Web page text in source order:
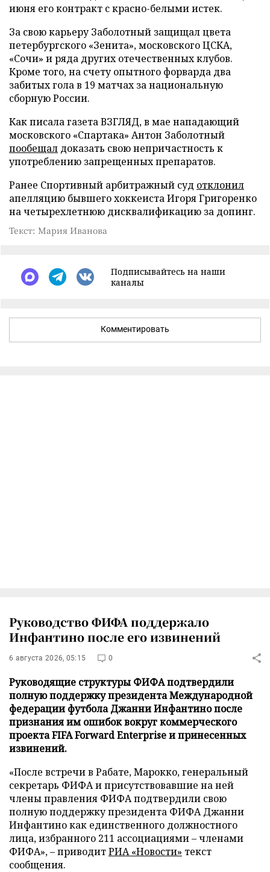
июня его контракт с красно-белыми истек.
За свою карьеру Заболотный защищал цвета
петербургского «Зенита», московского ЦСКА,
«Сочи» и ряда других отечественных клубов.
Кроме того, на счету опытного форварда два
забитых гола в 19 матчах за национальную
сборную России.
Как писала газета ВЗГЛЯД, в мае нападающий
московского «Спартака» Антон Заболотный
пообещал доказать свою непричастность к
употреблению запрещенных препаратов.
Ранее Спортивный арбитражный суд отклонил
апелляцию бывшего хоккеиста Игоря Григоренко
на четырехлетнюю дисквалификацию за допинг.
Текст: Мария Иванова
Подписывайтесь на наши
каналы
Комментировать
Руководство ФИФА поддержало
Инфантино после его извинений
6 августа 2026, 05:15 0
Руководящие структуры ФИФА подтвердили
полную поддержку президента Международной
федерации футбола Джанни Инфантино после
признания им ошибок вокруг коммерческого
проекта FIFA Forward Enterprise и принесенных
извинений.
«После встречи в Рабате, Марокко, генеральный
секретарь ФИФА и присутствовавшие на ней
члены правления ФИФА подтвердили свою
полную поддержку президента ФИФА Джанни
Инфантино как единственного должностного
лица, избранного 211 ассоциациями – членами
ФИФА», – приводитРИА «Новости» текст
сообщения.